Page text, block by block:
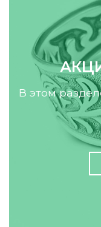
В этом